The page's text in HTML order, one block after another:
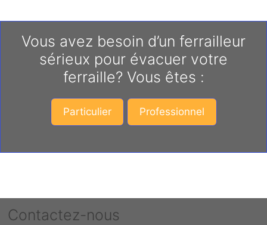
Vous avez besoin d’un ferrailleur
sérieux pour évacuer votre
ferraille? Vous êtes :
Particulier Professionnel
Contactez-nous